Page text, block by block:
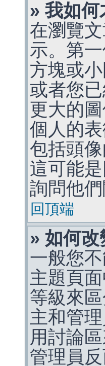
» 我如
在瀏覽
示。第
方塊或
或者您
更大的
個人的
包括頭
這可能
詢問他們
回頂端
» 如何改
一般您
主題頁
等級來
主和管
用討論
管理員